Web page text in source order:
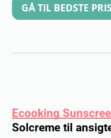
GÅ TIL BEDSTE
Ecooking
Solcreme til